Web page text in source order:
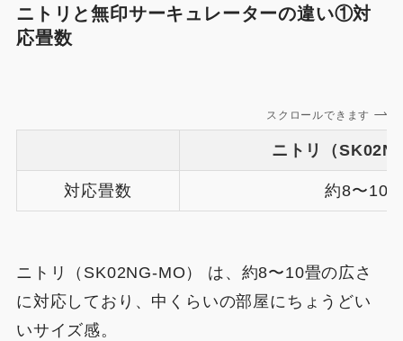
ニトリと無印サーキュレーターの違い①対
応畳数
スクロールできます
ニトリ（
対応畳数 約8〜10
ニトリ（SK02NG-MO） は、約8〜10畳の広さ
に対応しており、中くらいの部屋にちょうどい
いサイズ感。